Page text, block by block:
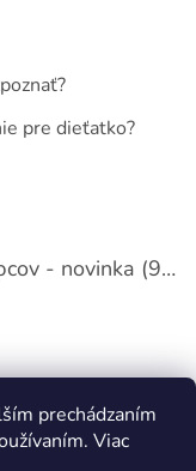
prechádzaním
Viac
pre dieťatko?
Tričko kamióny pre chlapcov - novinka (98-134)